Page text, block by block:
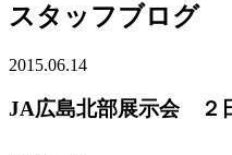
スタッフブログ
2015.06.14
JA広島北部展示会 ２